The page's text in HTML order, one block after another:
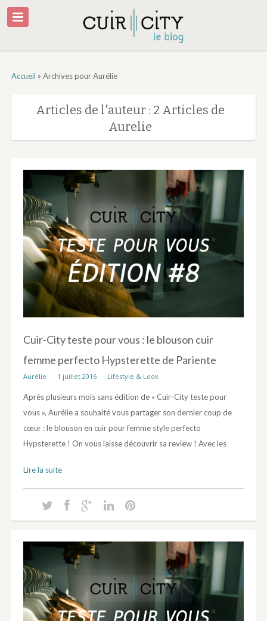
Accueil » Archives pour Aurélie
Articles de l'auteur : 2 Articles de
Aurelie
Cuir-City teste pour vous : le blouson cuir
femme perfecto Hypsterette de Pariente
Aurélie 1 juillet 2016 Lifestyle & Look
Après plusieurs mois sans édition de « Cuir-City teste pour
vous », Aurélie a souhaité vous partager son dernier coup de
cœur : le blouson en cuir pour femme style perfecto
Hypsterette ! On vous laisse découvrir sa review ! Avec les
Lire la suite